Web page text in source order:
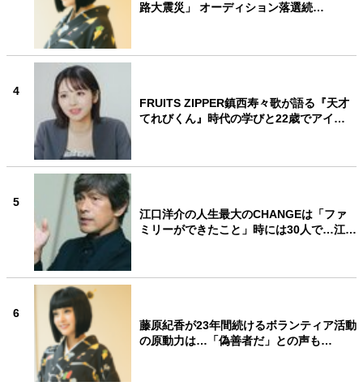
路大震災」 オーディション落選続…
4
FRUITS ZIPPER鎮西寿々歌が語る『天才
てれびくん』時代の学びと22歳でアイ…
5
江口洋介の人生最大のCHANGEは「ファ
ミリーができたこと」時には30人で…江…
6
藤原紀香が23年間続けるボランティア活動
の原動力は…「偽善者だ」との声も…